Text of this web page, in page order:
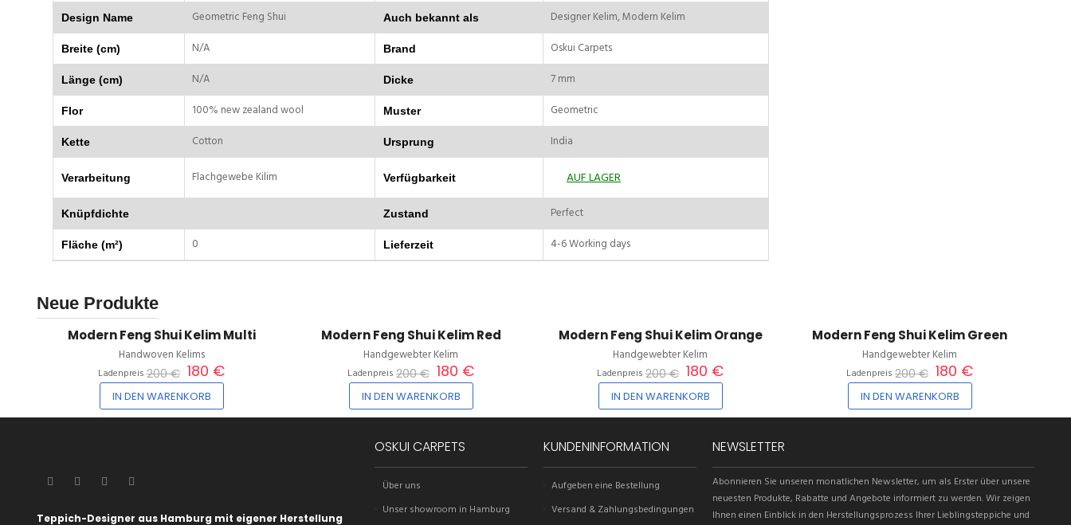
Design Name Geometric Feng Shui Auch bekannt als Designer Kelim, Modern Kelim
Breite (cm) N/A Brand Oskui Carpets
Länge (cm) N/A Dicke 7 mm
Flor 100% new zealand wool Muster Geometric
Kette Cotton Ursprung India
Verarbeitung Flachgewebe Kilim Verfügbarkeit AUF LAGER
Knüpfdichte Zustand Perfect
Fläche (m²) 0 Lieferzeit 4-6 Working days
Neue Produkte
Modern Feng Shui Kelim Multi
Handwoven Kelims
Ladenpreis 200 € 180 €
IN DEN WARENKORB
Modern Feng Shui Kelim Red
Handgewebter Kelim
Ladenpreis 200 € 180 €
IN DEN WARENKORB
Modern Feng Shui Kelim Orange
Handgewebter Kelim
Ladenpreis 200 € 180 €
IN DEN WARENKORB
Modern Feng Shui Kelim Green
Handgewebter Kelim
Ladenpreis 200 € 180 €
IN DEN WARENKORB
Teppich-Designer aus Hamburg mit eigener Herstellung
OSKUI CARPETS
Über uns
Unser showroom in Hamburg
KUNDENINFORMATION
Aufgeben eine Bestellung
Versand & Zahlungsbedingungen
NEWSLETTER
Abonnieren Sie unseren monatlichen Newsletter, um als Erster über unsere
neuesten Produkte, Rabatte und Angebote informiert zu werden. Wir zeigen
Ihnen einen Einblick in den Herstellungsprozess Ihrer Lieblingsteppiche und